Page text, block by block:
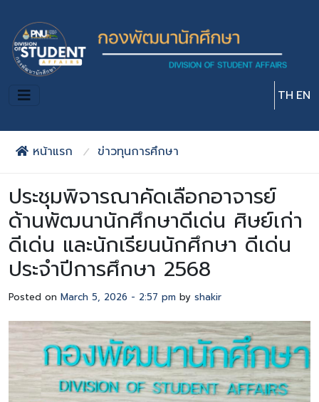
TH EN
หน้าแรก ข่าวทุนการศึกษา
ประชุมพิจารณาคัดเลือกอาจารย์
ด้านพัฒนานักศึกษาดีเด่น ศิษย์เก่า
ดีเด่น และนักเรียนนักศึกษา ดีเด่น
ประจำปีการศึกษา 2568
Posted on March 5, 2026 - 2:57 pm by shakir